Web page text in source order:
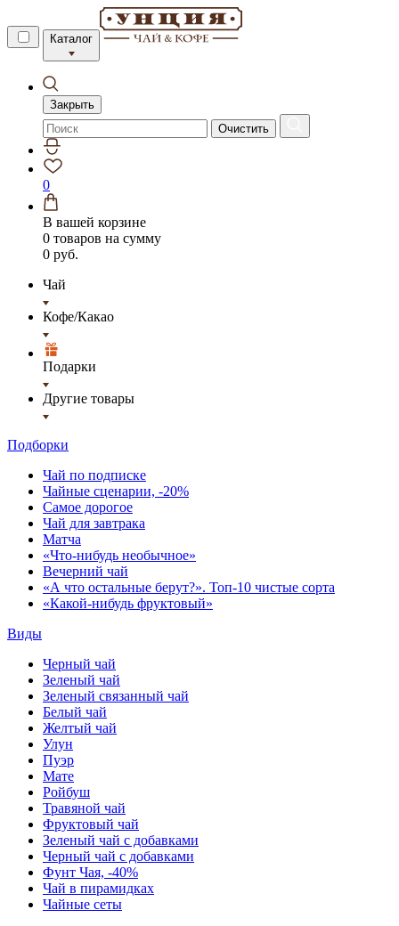
Каталог
Закрыть
Очистить
0
В вашей корзине
0 товаров на сумму
0 руб.
Чай
Кофе/Какао
Подарки
Другие товары
Подборки
Чай по подписке
Чайные сценарии, -20%
Самое дорогое
Чай для завтрака
Матча
«Что-нибудь необычное»
Вечерний чай
«А что остальные берут?». Топ-10 чистые сорта
«Какой-нибудь фруктовый»
Виды
Черный чай
Зеленый чай
Зеленый связанный чай
Белый чай
Желтый чай
Улун
Пуэр
Мате
Ройбуш
Травяной чай
Фруктовый чай
Зеленый чай с добавками
Черный чай с добавками
Фунт Чая, -40%
Чай в пирамидках
Чайные сеты